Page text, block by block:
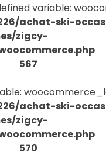
variable:
achat-ski-
zigcy-
567
achat-ski-
zigcy-
570